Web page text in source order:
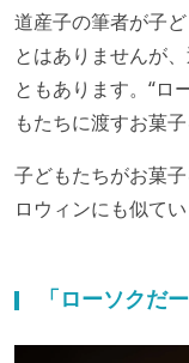
道産子の筆者が子
とはありませんが
ともあります。“ロ
もたちに渡すお菓
子どもたちがお菓
ロウィンにも似てい
「ローソクだ